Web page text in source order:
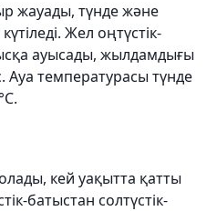
жауады, түнде және
Жел оңтүстік-
ауысады, жылдамдығы
Ауа температурасы түнде
кей уақытта қатты
батыстан солтүстік-